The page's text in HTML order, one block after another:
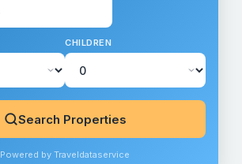
CHILDREN
Search Properties
Powered by Traveldataservice